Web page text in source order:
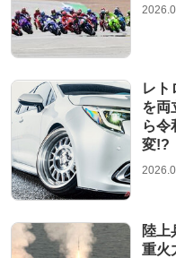
レト
を両
ら令
変!?
陸上
重火